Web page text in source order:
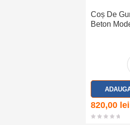
Coș De
Beton
820,00 lei